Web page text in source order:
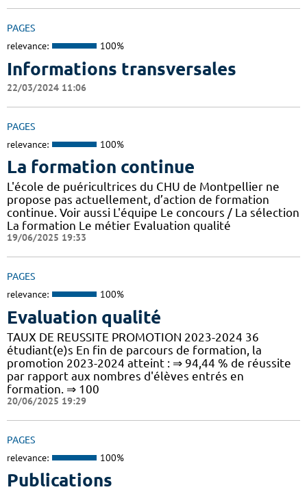
PAGES
relevance: 100%
Informations transversales
22/03/2024 11:06
PAGES
relevance: 100%
La formation continue
L'école de puéricultrices du CHU de Montpellier ne
propose pas actuellement, d’action de formation
continue. Voir aussi L'équipe Le concours / La sélection
La formation Le métier Evaluation qualité
19/06/2025 19:33
PAGES
relevance: 100%
Evaluation qualité
TAUX DE REUSSITE PROMOTION 2023-2024 36
étudiant(e)s En fin de parcours de formation, la
promotion 2023-2024 atteint : ⇒ 94,44 % de réussite
par rapport aux nombres d'élèves entrés en
formation. ⇒ 100
20/06/2025 19:29
PAGES
relevance: 100%
Publications